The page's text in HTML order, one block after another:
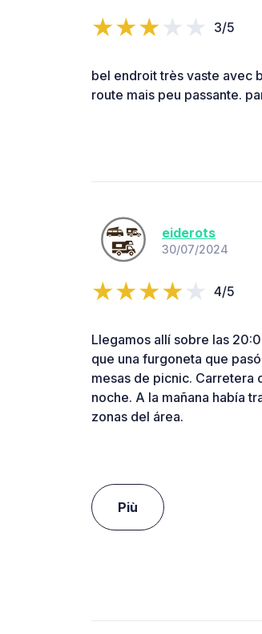
3/5
bel endroit très vaste avec
route mais peu passante.
eiderots
30/07/2024
4/5
Llegamos allí sobre las
que una furgoneta que
mesas de picnic. Carretera
noche. A la mañana había
zonas del área.
Più